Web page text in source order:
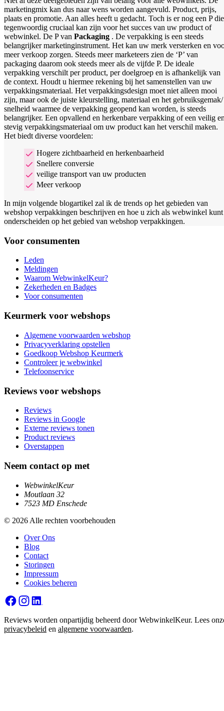
marketingmix kan dus naar wens worden aangevuld. Product, prijs,
plaats en promotie. Aan alles heeft u gedacht. Toch is er nog een P die
tegenwoordig cruciaal kan zijn voor het succes van uw product of
webwinkel. De P van Packaging . De verpakking is een steeds
belangrijker marketinginstrument. Het kan uw merk versterken en
meer verkoop zorgen. Steeds meer marketeers zien de ‘P’ van
packaging daarom ook steeds meer als de vijfde P. De ideale
verpakking verschilt per product, per doelgroep en is afhankelijk van
de context. Houdt u hiermee rekening bij het samenstellen van uw
verpakkingsmateriaal. Het verpakkingsdesign moet niet alleen mooi
zijn, maar ook de juiste kleurstelling, materiaal en het gebruiksgemak/
snelheid waarmee de verpakking geopend kan worden, is steeds
belangrijker. Een opvallend en herkenbare verpakking of een veilig
stevig verpakkingsmateriaal om uw product kan het verschil maken.
Het biedt diverse voordelen:
Hogere zichtbaarheid en herkenbaarheid
Snellere conversie
veilige transport van uw producten
Meer verkoop
In mijn volgende blogartikel zal ik de trends op het gebieden van
webshop verpakkingen beschrijven en hoe u zich als webwinkel kunt
onderscheiden op het gebied van webshop verpakkingen.
Voor consumenten
Leden
Meldingen
Waarom WebwinkelKeur?
Zekerheden en Badges
Voor consumenten
Keurmerk voor webshops
Algemene voorwaarden webshop
Privacyverklaring opstellen
Goedkoop Webshop Keurmerk
Controleer je webwinkel
Telefoonservice
Reviews voor webshops
Reviews
Reviews in Google
Externe reviews tonen
Product reviews
Overstappen
Neem contact op met
WebwinkelKeur
Moutlaan 32
7523 MD Enschede
© 2026 Alle rechten voorbehouden
Over Ons
Blog
Contact
Storingen
Impressum
Cookies beheren
Reviews worden onpartijdig beheerd door WebwinkelKeur. Lees
privacybeleid en algemene voorwaarden.